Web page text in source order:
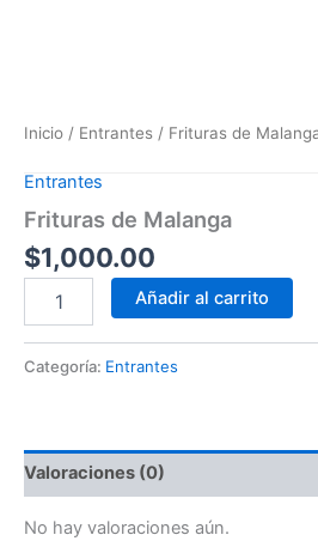
Inicio / Entrantes / Frituras de
Entrantes
Frituras de Malanga
$1,000.00
Añadir al carrito
Categoría: Entrantes
Valoraciones (0)
No hay valoraciones aún.